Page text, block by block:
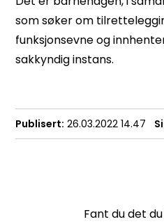
som søker om
funksjonsevne og
sakkyndig instans.
Publisert 26.03.2022 14.47
Fant du det